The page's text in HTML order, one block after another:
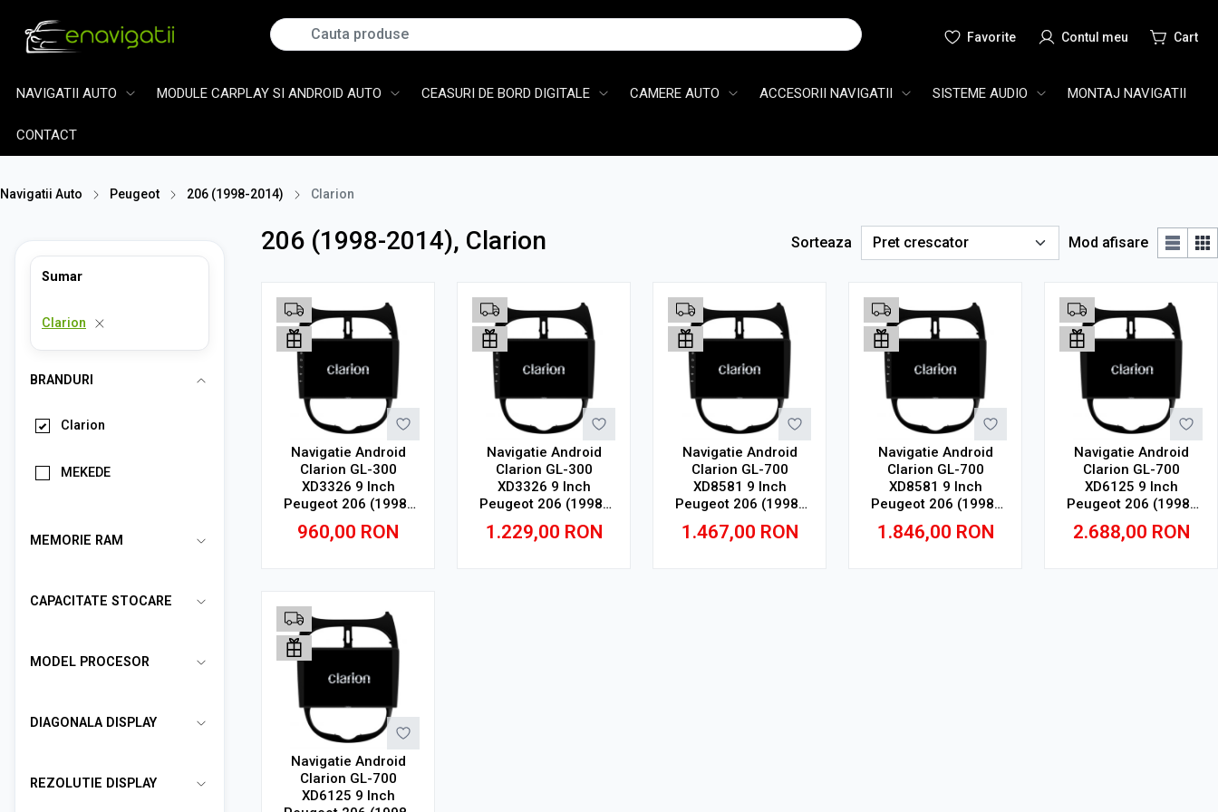
Cauta
NAVIGATII AUTO MODULE CARPLAY SI ANDROID AUTO CEASURI DE BORD DIGITALE CAMERE AUTO ACCESORII NAVIGATII SISTEME AUDIO MONTAJ NAVIGATII
CONTACT
Navigatii Auto Peugeot 206 (1998-2014) Clarion
Sumar
Clarion
BRANDURI
Clarion
MEKEDE
MEMORIE RAM
CAPACITATE STOCARE
MODEL PROCESOR
DIAGONALA DISPLAY
REZOLUTIE DISPLAY
206 (1998-2014), Clarion Sorteaza Mod afisare
Navigatie Android
Clarion GL-300
XD3326 9 Inch
Peugeot 206 (1998-
2014), 2 GB, 32 GB,
IPS
960,00 RON
Navigatie Android
Clarion GL-300
XD3326 9 Inch
Peugeot 206 (1998-
2014), 4 GB, 64 GB,
IPS
1.229,00 RON
Navigatie Android
Clarion GL-700
XD8581 9 Inch
Peugeot 206 (1998-
2014), 2 GB, 32 GB,
IPS
1.467,00 RON
Navigatie Android
Clarion GL-700
XD8581 9 Inch
Peugeot 206 (1998-
2014), 4 GB, 64 GB,
IPS
1.846,00 RON
Navigatie Android
Clarion GL-700
XD6125 9 Inch
Peugeot 206 (1998-
2014), 4 GB, 64 GB,
QLED 2K
2.688,00 RON
Navigatie Android
Clarion GL-700
XD6125 9 Inch